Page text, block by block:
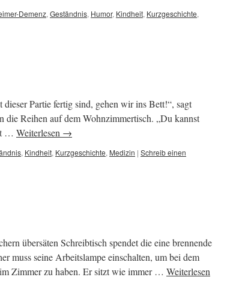
Demenz, Geständnis, Humor, Kindheit, Kurzgeschichte,
Partie fertig sind, gehen wir ins Bett!“, sagt
die Reihen auf dem Wohnzimmertisch. „Du kannst
… Weiterlesen →
, Kindheit, Kurzgeschichte, Medizin | Schreib einen
übersäten Schreibtisch spendet die eine brennende
muss seine Arbeitslampe einschalten, um bei dem
Zimmer zu haben. Er sitzt wie immer … Weiterlesen